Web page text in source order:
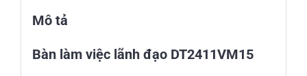
Mô tả
Bàn làm việc lãnh đạo DT2411VM15